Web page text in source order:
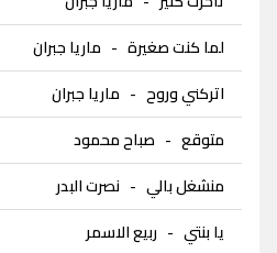
لما كنت صغيرة - ماريا جبران
اتركني وروح - ماريا جبران
متوقع - صباح محمود
منشغل بالي - نصرت البدر
يا بنتي - ربيع الاسمر